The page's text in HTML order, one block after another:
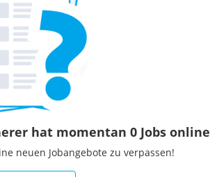
hat momentan 0 Jobs online
neuen Jobangebote zu verpassen!